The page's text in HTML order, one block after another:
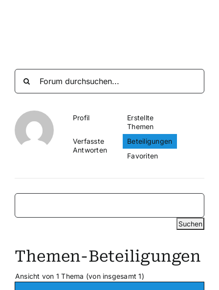
Profil
Erstellte
Themen
Verfasste
Antworten
Beteiligungen
Favoriten
Themen-Beteiligungen
Ansicht von 1 Thema (von insgesamt 1)